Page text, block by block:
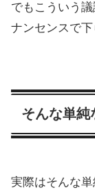
でもこういう議
ナンセンスで
そんな単純
実際はそんな単